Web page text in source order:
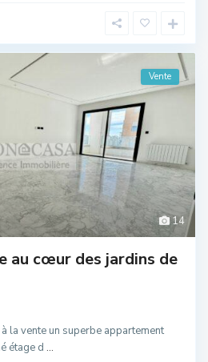
14
Vente
au cœur des jardins de
la vente un superbe appartement
étage d ...